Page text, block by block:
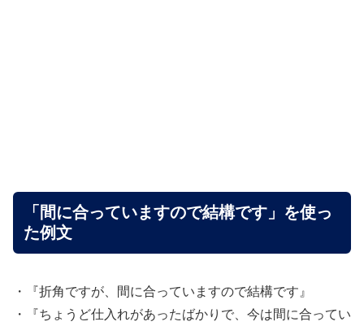
「間に合っていますので結構です」を使っ
た例文
・『折角ですが、間に合っていますので結構です』
・『ちょうど仕入れがあったばかりで、今は間に合ってい